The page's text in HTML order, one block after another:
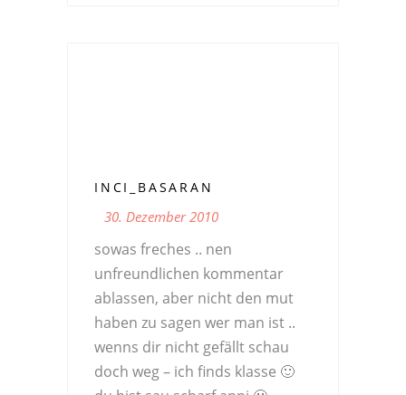
INCI_BASARAN
30. Dezember 2010
sowas freches .. nen
unfreundlichen kommentar
ablassen, aber nicht den mut
haben zu sagen wer man ist ..
wenns dir nicht gefällt schau
doch weg – ich finds klasse 🙂